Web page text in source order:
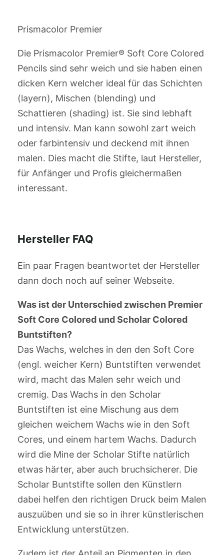
Prismacolor Premier
Die Prismacolor Premier® Soft Core Colored
Pencils sind sehr weich und sie haben einen
dicken Kern welcher ideal für das Schichten
(layern), Mischen (blending) und
Schattieren (shading) ist. Sie sind lebhaft
und intensiv. Man kann sowohl zart weich
oder farbintensiv und deckend mit ihnen
malen. Dies macht die Stifte, laut Hersteller,
für Anfänger und Profis gleichermaßen
interessant.
Hersteller FAQ
Ein paar Fragen beantwortet der Hersteller
dann doch noch auf seiner Webseite.
Was ist der Unterschied zwischen Premier
Soft Core Colored und Scholar Colored
Buntstiften?
Das Wachs, welches in den den Soft Core
(engl. weicher Kern) Buntstiften verwendet
wird, macht das Malen sehr weich und
cremig. Das Wachs in den Scholar
Buntstiften ist eine Mischung aus dem
gleichen weichem Wachs wie in den Soft
Cores, und einem hartem Wachs. Dadurch
wird die Mine der Scholar Stifte natürlich
etwas härter, aber auch bruchsicherer. Die
Scholar Buntstifte sollen den Künstlern
dabei helfen den richtigen Druck beim Malen
auszuüben und sie so in ihrer künstlerischen
Entwicklung unterstützen.